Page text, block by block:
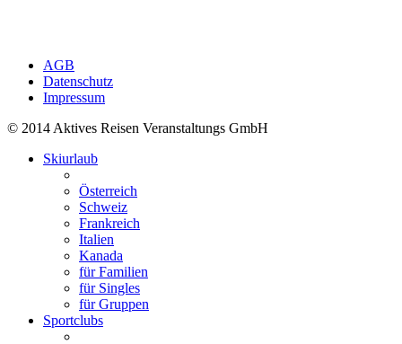
AGB
Datenschutz
Impressum
© 2014 Aktives Reisen Veranstaltungs GmbH
Skiurlaub
Österreich
Schweiz
Frankreich
Italien
Kanada
für Familien
für Singles
für Gruppen
Sportclubs